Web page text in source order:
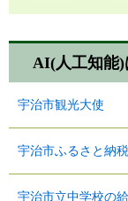
AI(人工知能)
宇治市観光大使
宇治市ふるさと納
宇治市立中学校の